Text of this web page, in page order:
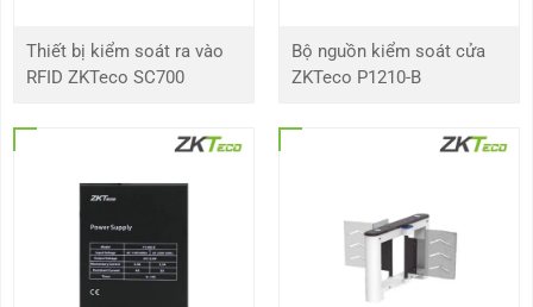
trập điện tử
Tỷ lệ S / N >52 dB
Tầm xa IR
Điều khiển
Thiết bị kiểm soát ra vào
RFID ZKTeco SC700
Bộ nguồn kiểm soát cửa
ZKTeco P1210-B